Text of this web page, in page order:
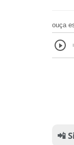
ouça
📲